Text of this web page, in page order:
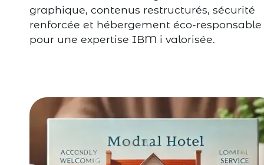
graphique, contenus restructurés, sécurité
renforcée et hébergement éco-responsable
pour une expertise IBM i valorisée.